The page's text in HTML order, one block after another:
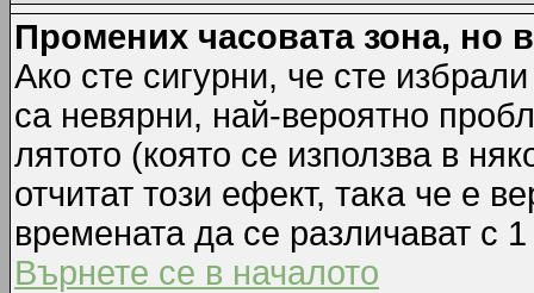
Промених часовата зона, но
Ако сте сигурни, че сте
са невярни, най-вероятно
лятото (която се използва в
отчитат този ефект, така че е
времената да се различават с
Върнете се в началото